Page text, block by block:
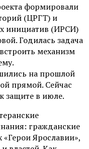
формировали
(ЦРГТ) и
инициатив (ИРСИ)
Годилась задача
механизм
на прошлой
прямой. Сейчас
защите в июле.
гражданские
Ярославии»,